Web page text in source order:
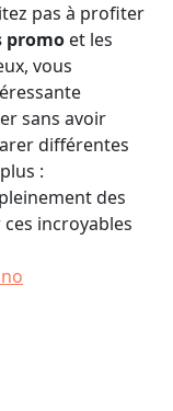
pas à profiter
promo et les
vous
sans avoir
différentes
:
des
incroyables